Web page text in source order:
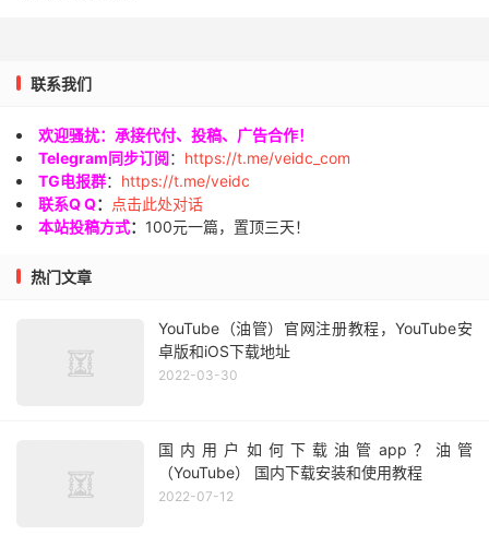
联系我们
欢迎骚扰：承接代付、投稿、广告合作！
Telegram同步订阅： https://t.me/veidc_com
TG电报群： https://t.me/veidc
联系Q Q：
点击此处对话
本站投稿方式： 100元一篇，置顶三天！
热门文章
YouTube（油管）官网注册教程，YouTube安
卓版和iOS下载地址
2022-03-30
国内用户如何下载油管app？油管
（YouTube） 国内下载安装和使用教程
2022-07-12